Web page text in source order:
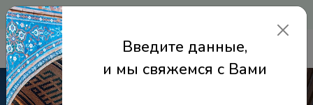
Введите данные,
и мы свяжемся с Вами